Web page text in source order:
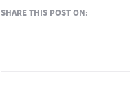
SHARE THIS POST ON: